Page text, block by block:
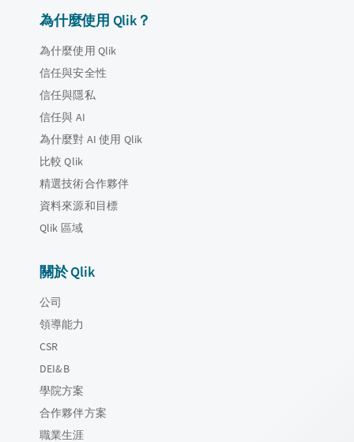
為什麼使用 Qlik？
為什麼使用 Qlik
信任與安全性
信任與隱私
信任與 AI
為什麼對 AI 使用 Qlik
比較 Qlik
精選技術合作夥伴
資料來源和目標
Qlik 區域
關於 Qlik
公司
領導能力
CSR
DEI&B
學院方案
合作夥伴方案
職業生涯